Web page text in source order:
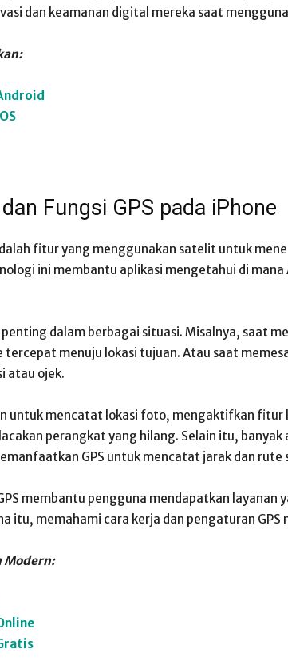
dan keamanan digital mereka saat
Fungsi GPS pada iPhone
fitur yang menggunakan satelit untuk
ini membantu aplikasi mengetahui di mana
penting dalam berbagai situasi. Misalnya, saat
tercepat menuju lokasi tujuan. Atau saat
atau ojek.
untuk mencatat lokasi foto, mengaktifkan fitur
perangkat yang hilang. Selain itu, banyak
GPS untuk mencatat jarak dan rute
membantu pengguna mendapatkan layanan
itu, memahami cara kerja dan pengaturan
Modern: